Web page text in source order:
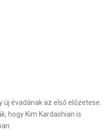
évadának az első előzetese.
hogy Kim Kardashian is